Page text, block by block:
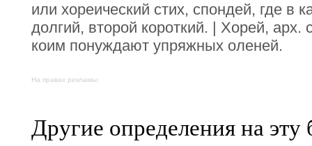
или хореический стих, спондей, где в
долгий, второй короткий. | Хорей,
коим понуждают упряжных оленей.
На правах рекламы:
Другие определения на эту